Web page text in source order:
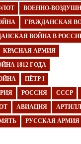
ВОЕННО-
ГРАЖДАНСКАЯ
ВОЙНА В
КРАСНАЯ АРМИЯ
1812 ГОДА
ПЁТР I
РОССИЯ СССР
АВИАЦИЯ
РУССКАЯ АРМИЯ